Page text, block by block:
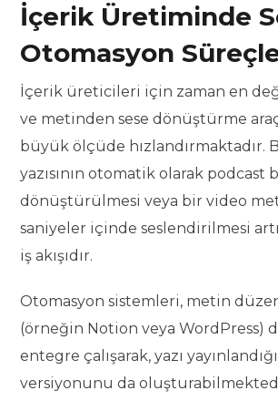
İçerik Üretiminde
Otomasyon
İçerik üreticileri için zaman en
ve metinden sese dönüştürme
büyük ölçüde hızlandırmaktadır.
yazısının otomatik olarak podcast
dönüştürülmesi veya bir video
saniyeler içinde seslendirilmesi
iş akışıdır.
Otomasyon sistemleri, metin
(örneğin Notion veya WordPress)
entegre çalışarak, yazı
versiyonunu da